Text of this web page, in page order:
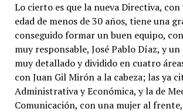
Lo cierto es que la nueva Directiva, con
edad de menos de 30 años, tiene una
conseguido formar un buen equipo,
muy responsable, José Pablo Díaz, y
muy detallado y dividido en cuatro
con Juan Gil Mirón a la cabeza; las ya
Administrativa y Económica, y la de
Comunicación, con una mujer al frente,